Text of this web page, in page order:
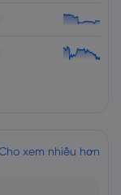
xem nhiều hơn